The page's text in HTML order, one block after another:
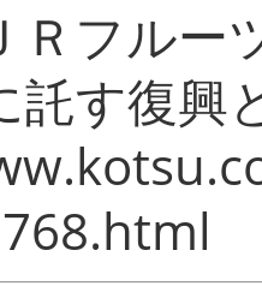
フルー
託す復興